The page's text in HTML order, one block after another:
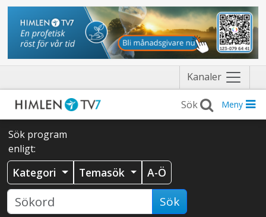
Kanaler Näytä
valikko
Meny
Sök program
enligt:
Kategori Temasök A-Ö
Sök